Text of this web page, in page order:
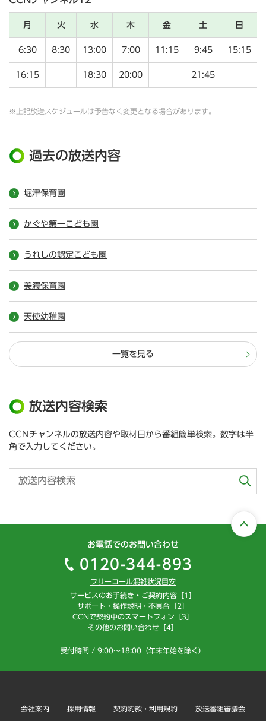
月 火 水 木 金 土 日
6:30 8:30 13:00 7:00 11:15 9:45 15:15
16:15 18:30 20:00 21:45
※上記放送スケジュールは予告なく変更となる場合があります。
過去の放送内容
堀津保育園
かぐや第一こども園
うれしの認定こども園
美濃保育園
天使幼稚園
一覧を見る
放送内容検索
CCNチャンネルの放送内容や取材日から番組簡単検索。数字は半
角で入力してください。
お電話でのお問い合わせ
0120-344-893
フリーコール混雑状況目安
サービスのお手続き・ご契約内容［1］
サポート・操作説明・不具合［2］
CCNで契約中のスマートフォン［3］
その他のお問い合わせ［4］
受付時間 / 9:00～18:00（年末年始を除く）
会社案内 採用情報 契約約款・利用規約 放送番組審議会